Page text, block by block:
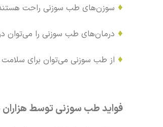
♦ سوزن‌های طب سوزنی راحت
♦ درمان‌های طب سوزنی را می‌توان
♦ از طب سوزنی می‌توان برای
فواید طب سوزنی توسط